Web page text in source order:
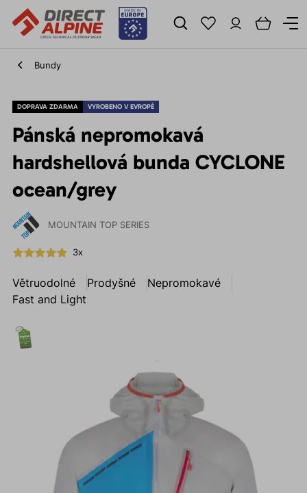
Bundy
DOPRAVA ZDARMA VYROBENO V EVROPĚ
Pánská nepromokavá
hardshellová bunda CYCLONE
ocean/grey
MOUNTAIN TOP SERIES
3x
Větruodolné Prodyšné
Nepromokavé
Fast and Light